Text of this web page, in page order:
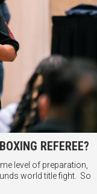
REFEREE?
level of preparation,
world title fight. So